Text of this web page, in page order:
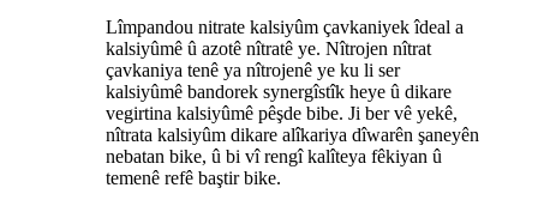
Lîmpandou nitrate kalsiyûm çavkaniyek îdeal a
kalsiyûmê û azotê nîtratê ye. Nîtrojen nîtrat
çavkaniya tenê ya nîtrojenê ye ku li ser
kalsiyûmê bandorek synergîstîk heye û dikare
vegirtina kalsiyûmê pêşde bibe. Ji ber vê yekê,
nîtrata kalsiyûm dikare alîkariya dîwarên şaneyên
nebatan bike, û bi vî rengî kalîteya fêkiyan û
temenê refê baştir bike.